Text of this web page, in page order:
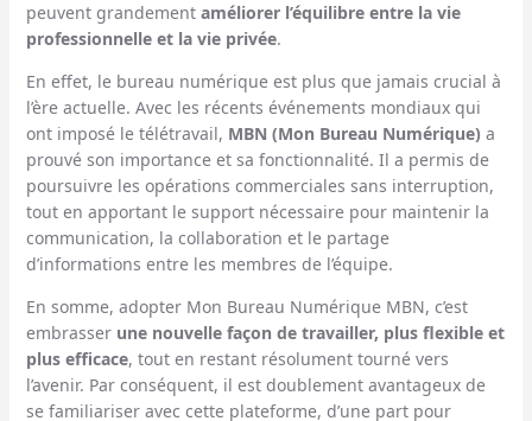
peuvent grandement améliorer l’équilibre entre la vie
professionnelle et la vie privée.
En effet, le bureau numérique est plus que jamais crucial à
l’ère actuelle. Avec les récents événements mondiaux qui
ont imposé le télétravail, MBN (Mon Bureau Numérique) a
prouvé son importance et sa fonctionnalité. Il a permis de
poursuivre les opérations commerciales sans interruption,
tout en apportant le support nécessaire pour maintenir la
communication, la collaboration et le partage
d’informations entre les membres de l’équipe.
En somme, adopter Mon Bureau Numérique MBN, c’est
embrasser une nouvelle façon de travailler, plus flexible et
plus efficace, tout en restant résolument tourné vers
l’avenir. Par conséquent, il est doublement avantageux de
se familiariser avec cette plateforme, d’une part pour